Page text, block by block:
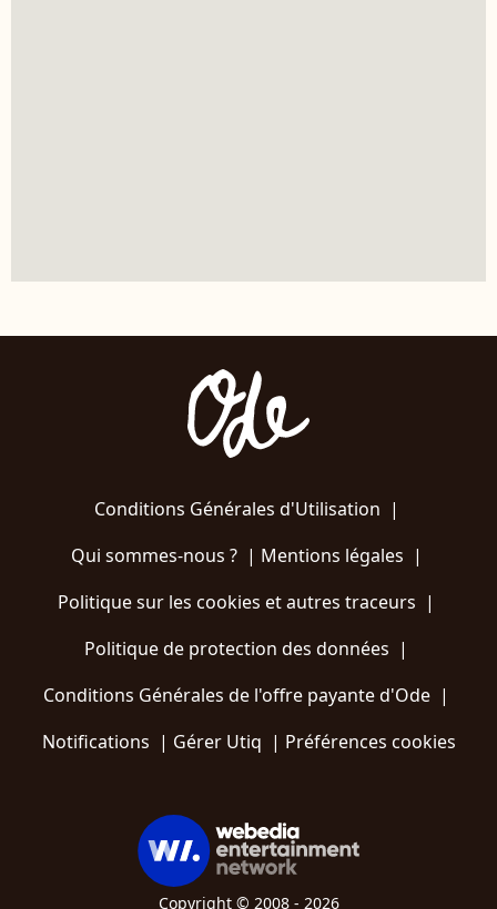
Conditions Générales d'Utilisation |
Qui sommes-nous ?| Mentions légales |
Politique sur les cookies et autres traceurs |
Politique de protection des données |
Conditions Générales de l'offre payante d'Ode |
Notifications | Gérer Utiq | Préférences cookies
Copyright © 2008 - 2026